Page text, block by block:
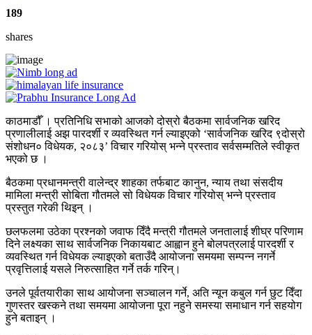
189
shares
काठमाडौँ । प्रतिनिधि सभाको आजको दोस्रो बैठकमा सार्वजनिक खरिद
प्रणालीलाई अझ पारदर्शी र व्यवस्थित गर्न ल्याइएको ‘सार्वजनिक खरिद ९दोस्रो
संशोधन० विधेयक, २०८३’ विचार गरियोस् भन्ने प्रस्ताव सर्वसम्मतिले स्वीकृत
भएको छ ।
बैठकमा प्रधानमन्त्री वालेन्द्र शाहका तर्फबाट कानुन, न्याय तथा संसदीय
मामिला मन्त्री सोबिता गौतमले सो विधेयक विचार गरियोस् भन्ने प्रस्ताव
प्रस्तुत गरेकी थिइन् ।
छलफलमा उठेका प्रश्नको जवाफ दिँदै मन्त्री गौतमले जनतालाई शीघ्र परिणाम
दिने लक्ष्यका साथ सार्वजनिक निकायबाट आह्वान हुने बोलपत्रलाई पारदर्शी र
व्यवस्थित गर्न विधेयक ल्याइएको बताउँदै आयोजना समयमा सम्पन्न नगर्ने
प्रवृत्तिलाई यसले निरुत्साहित गर्ने तर्क गरिन्।
उनले पूर्वतयारीका साथ आयोजना सञ्चालन गर्ने, अति न्यून कबुल गर्न छुट दिँदा
गुणस्तर खस्कने तथा समयमा आयोजना पूरा नहुने समस्या समाधान गर्न सहयोग
हुने बताइन् ।